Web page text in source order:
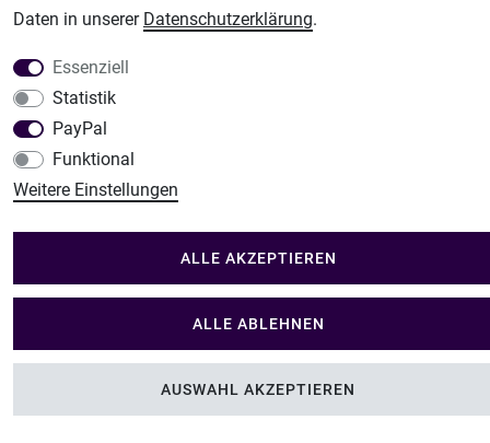
Daten in unserer Daten­schutz­erklärung.
Essenziell
Statistik
PayPal
Funktional
Weitere Einstellungen
ALLE AKZEPTIEREN
ALLE ABLEHNEN
AUSWAHL AKZEPTIEREN